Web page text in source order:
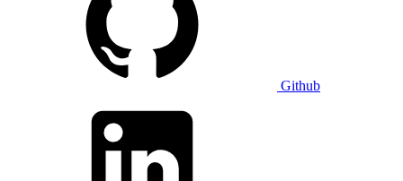
Github